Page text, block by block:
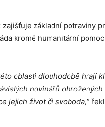
zajišťuje základní potraviny
kromě humanitární
oblasti dlouhodobě hrají
novinářů
jejich život či svoboda,“řekl